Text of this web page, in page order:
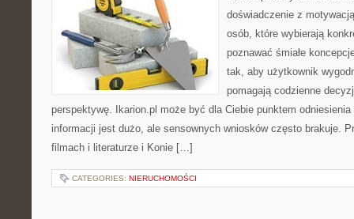
doświadczenie z
osób, które wybierają
poznawać śmiałe
tak, aby użytkownik
pomagają codzienne
perspektywę. Ikarion.pl może być dla Ciebie punktem
informacji jest dużo, ale sensownych wniosków często brakuje.
filmach i literaturze i Konie […]
CATEGORIES: NIERUCHOMOŚCI